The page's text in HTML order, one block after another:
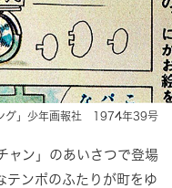
グ」少年画報社 1974年39号
ャン」のあいさつで登場
テンポのふたりが町をゆ